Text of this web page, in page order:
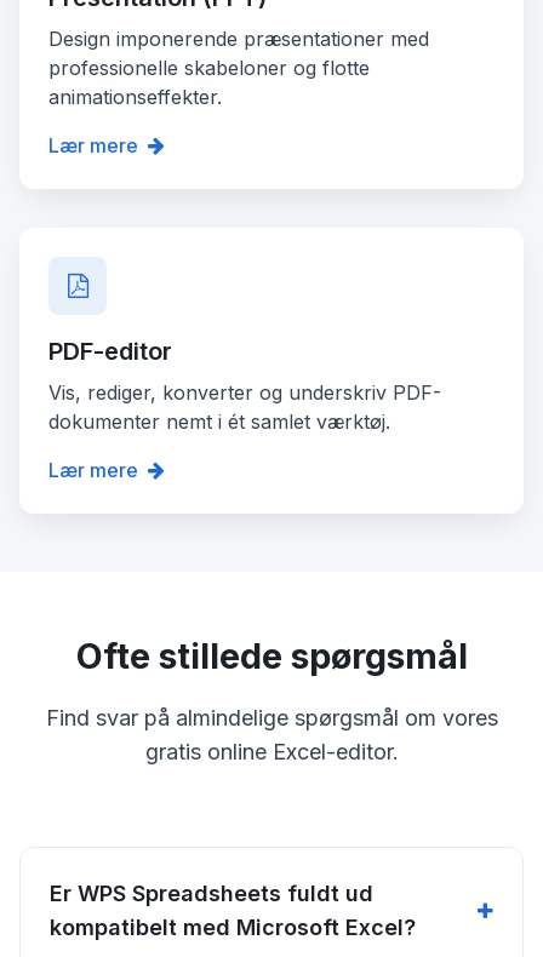
Design imponerende præsentationer med
professionelle skabeloner og flotte
animationseffekter.
Lær mere
PDF-editor
Vis, rediger, konverter og underskriv PDF-
dokumenter nemt i ét samlet værktøj.
Lær mere
Ofte stillede spørgsmål
Find svar på almindelige spørgsmål om vores
gratis online Excel-editor.
Er WPS Spreadsheets fuldt ud
kompatibelt med Microsoft Excel?